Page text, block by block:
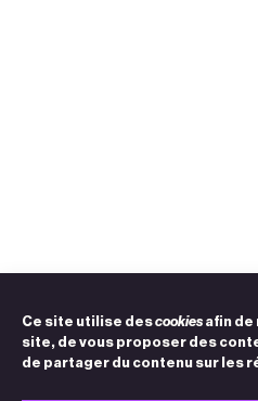
Ce site utilise descookies afin
site, de vous proposer des
de partager du contenu sur les